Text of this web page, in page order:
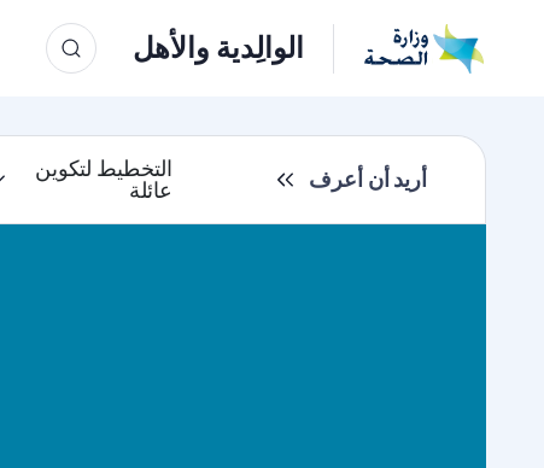
الوالِدية والأهل
أريد أن أعرف
التخطيط لتكوين
عائلة